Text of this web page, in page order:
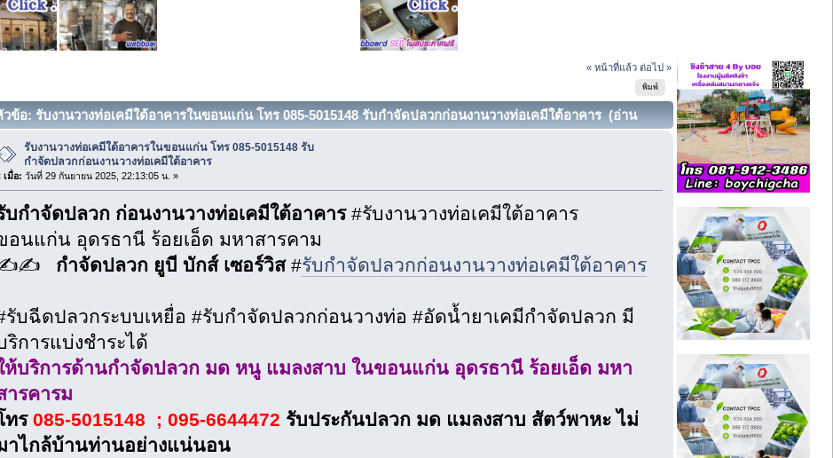
« หน้าที่แล้ว ต่อไป »
พิมพ์
วข้อ: รับงานวางท่อเคมีใต้อาคารในขอนแก่น โทร 085-5015148 รับกำจัดปลวกก่อนงานวางท่อเคมีใต้อาคาร (อ่าน
รับงานวางท่อเคมีใต้อาคารในขอนแก่น โทร 085-5015148 รับ
กำจัดปลวกก่อนงานวางท่อเคมีใต้อาคาร
เมื่อ: วันที่ 29 กันยายน 2025, 22:13:05 น. »
บกำจัดปลวก ก่อนงานวางท่อเคมีใต้อาคาร#รับงานวางท่อเคมีใต้อาคาร
อนแก่น อุดรธานี ร้อยเอ็ด มหาสารคาม
กำจัดปลวก ยูบี บักส์ เซอร์วิส#รับกำจัดปลวกก่อนงานวางท่อเคมีใต้อาคาร
รับฉีดปลวกระบบเหยื่อ #รับกำจัดปลวกก่อนวางท่อ #อัดน้ำยาเคมีกำจัดปลวก มี
ริการแบ่งชำระได้
ห้บริการด้านกำจัดปลวก มด หนู แมลงสาบ ในขอนแก่น อุดรธานี ร้อยเอ็ด มหา
ารคารม
ทร 085-5015148 ; 095-6644472 รับประกันปลวก มด แมลงสาบ สัตว์พาหะ ไม่
าไกล้บ้านท่านอย่างแน่นอน